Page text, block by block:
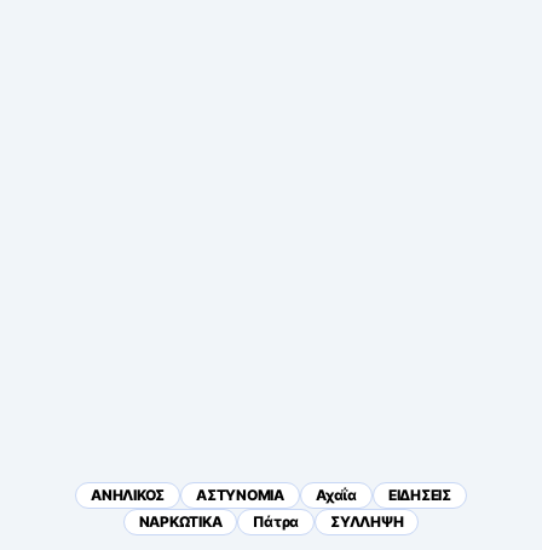
ΑΝΗΛΙΚΟΣ ΑΣΤΥΝΟΜΙΑ Αχαΐα
ΕΙΔΗΣΕΙΣ
ΝΑΡΚΩΤΙΚΑ
Πάτρα ΣΥΛΛΗΨΗ